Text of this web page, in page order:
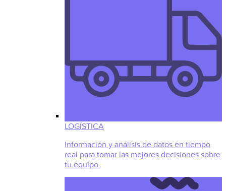
LOGÍSTICA
Información y análisis de datos en tiempo
real para tomar las mejores decisiones sobre
tu equipo.